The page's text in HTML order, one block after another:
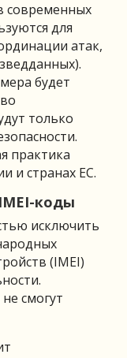
современных
для
атак,
будет
только
практика
и странах ЕС.
коды
исключить
(IMEI)
смогут